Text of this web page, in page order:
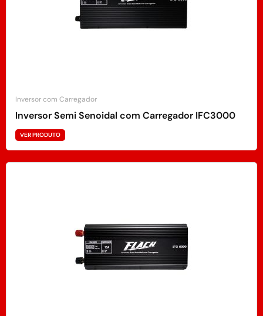
Inversor com Carregador
Inversor Semi Senoidal com Carregador IFC3000
VER PRODUTO